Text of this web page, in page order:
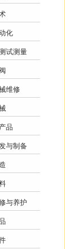
化
试测量
维修
品
与制备
与养护